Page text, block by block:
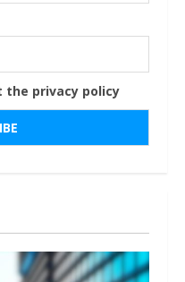
the privacy policy